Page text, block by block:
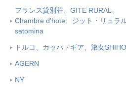
フランス貸別荘、GITE RURAL、
Chambre d'hote、ジット・リュラル
satomina
トルコ、カッパドギア、旅女SHIHO
AGERN
NY